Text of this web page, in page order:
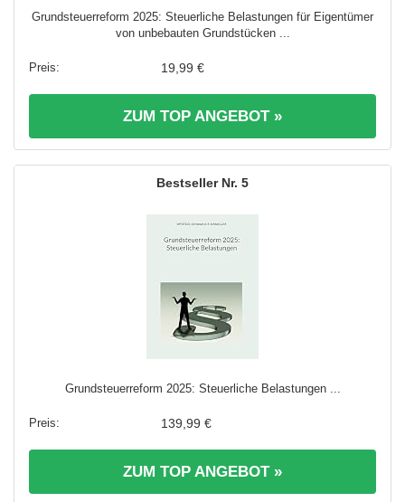
Grundsteuerreform 2025: Steuerliche Belastungen für Eigentümer
von unbebauten Grundstücken ...
19,99 €
ZUM TOP ANGEBOT »
5
Grundsteuerreform 2025: Steuerliche Belastungen ...
139,99 €
ZUM TOP ANGEBOT »